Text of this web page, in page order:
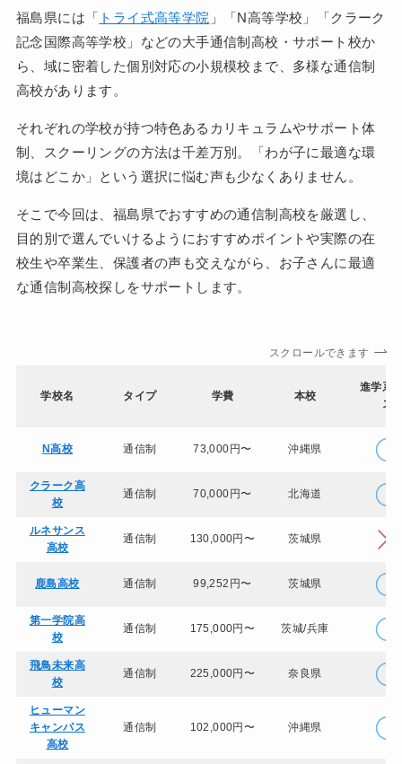
福島県には「 トライ式高等学院 」「N高等学校」「クラーク
記念国際高等学校」などの大手通信制高校・サポート校か
ら、域に密着した個別対応の小規模校まで、多様な通信制
高校があります。
それぞれの学校が持つ特色あるカリキュラムやサポート体
制、スクーリングの方法は千差万別。「わが子に最適な環
境はどこか」という選択に悩む声も少なくありません。
そこで今回は、福島県でおすすめの通信制高校を厳選し、
目的別で選んでいけるようにおすすめポイントや実際の在
校生や卒業生、保護者の声も交えながら、お子さんに最適
な通信制高校探しをサポートします。
スクロールできます
学校名 タイプ 学費 本校
進学系
ス
N高校 通信制 73,000円〜 沖縄県
クラーク高
校
通信制 70,000円〜 北海道
ルネサンス
高校
通信制 130,000円〜 茨城県
鹿島高校 通信制 99,252円〜 茨城県
第一学院高
校
通信制 175,000円〜 茨城/兵庫
飛鳥未来高
校
通信制 225,000円〜 奈良県
ヒューマン
キャンパス
高校
通信制 102,000円〜 沖縄県